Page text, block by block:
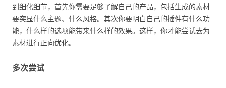
到细化细节，首先你需要足够了解自己的产品，包括生成的素材
要突显什么主题、什么风格。其次你要明白自己的插件有什么功
能，什么样的选项能带来什么样的效果。这样，你才能尝试去为
素材进行正向优化。
多次尝试